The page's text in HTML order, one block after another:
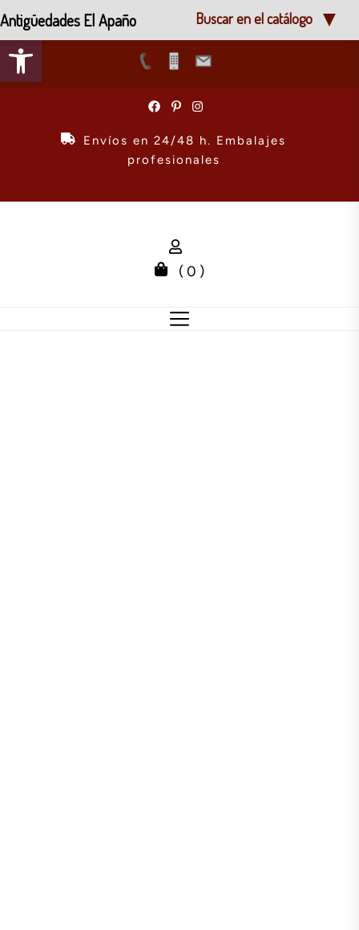
Abrir barra de herramientas
Envíos en 24/48 h. Embalajes
profesionales
( 0 )
Antigüedades El Apaño Buscar en el catálogo